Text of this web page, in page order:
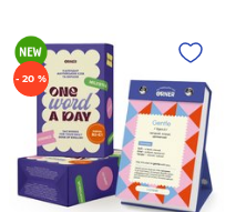
- 20 %